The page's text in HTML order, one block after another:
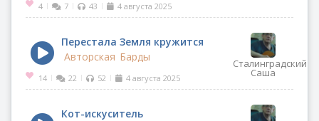
4 | 7 | 43 | 4 августа 2025
Сталинградский
Саша
Перестала Земля кружится
Авторская Барды
14 | 22 | 52 | 4 августа 2025
Кот-искуситель